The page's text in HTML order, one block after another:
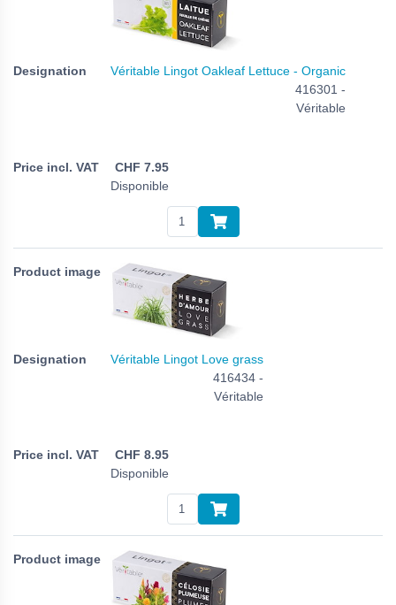
Véritable Lingot Oakleaf Lettuce - Organic
416301 -
Véritable
CHF 7.95
Disponible
Véritable Lingot Love grass
416434 -
Véritable
CHF 8.95
Disponible